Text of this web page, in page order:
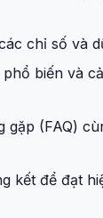
chỉ số và
biến và
gặp (FAQ)
kết để đạt